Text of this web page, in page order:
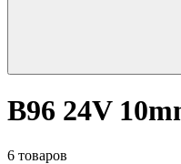
B96 24V
6 товаров